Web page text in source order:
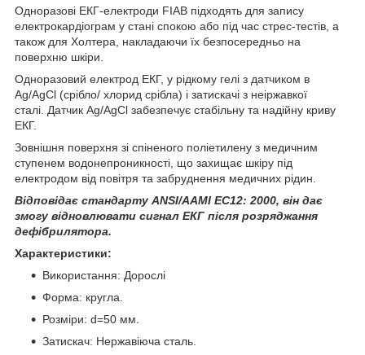
Одноразові ЕКГ-електроди FIAB підходять для запису
електрокардіограм у стані спокою або під час стрес-тестів, а
також для Холтера, накладаючи їх безпосередньо на
поверхню шкіри.
Одноразовий електрод ЕКГ, у рідкому гелі з датчиком в
Ag/AgCl (срібло/ хлорид срібла) і затискачі з неіржавкої
сталі. Датчик Ag/AgCl забезпечує стабільну та надійну криву
ЕКГ.
Зовнішня поверхня зі спіненого поліетилену з медичним
ступенем водонепроникності, що захищає шкіру під
електродом від повітря та забруднення медичних рідин.
Відповідає стандарту ANSI/AAMI EC12: 2000, він дає
змогу відновлювати сигнал ЕКГ після розряджання
дефібрилятора.
Характеристики:
Використання: Дорослі
Форма: кругла.
Розміри: d=50 мм.
Затискач: Нержавіюча сталь.